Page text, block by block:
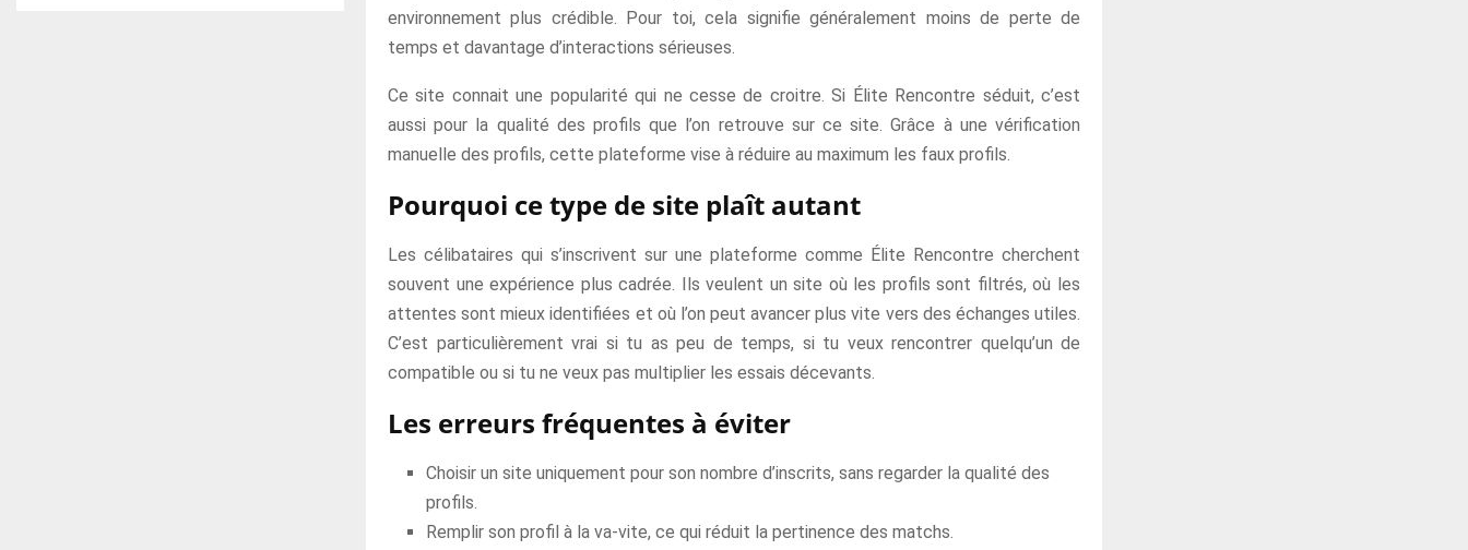
environnement plus crédible. Pour toi, cela signifie généralement moins de perte de
temps et davantage d’interactions sérieuses.
Ce site connait une popularité qui ne cesse de croitre. Si Élite Rencontre séduit, c’est
aussi pour la qualité des profils que l’on retrouve sur ce site. Grâce à une vérification
manuelle des profils, cette plateforme vise à réduire au maximum les faux profils.
Pourquoi ce type de site plaît autant
Les célibataires qui s’inscrivent sur une plateforme comme Élite Rencontre cherchent
souvent une expérience plus cadrée. Ils veulent un site où les profils sont filtrés, où les
attentes sont mieux identifiées et où l’on peut avancer plus vite vers des échanges utiles.
C’est particulièrement vrai si tu as peu de temps, si tu veux rencontrer quelqu’un de
compatible ou si tu ne veux pas multiplier les essais décevants.
Les erreurs fréquentes à éviter
Choisir un site uniquement pour son nombre d’inscrits, sans regarder la qualité des
profils.
Remplir son profil à la va-vite, ce qui réduit la pertinence des matchs.